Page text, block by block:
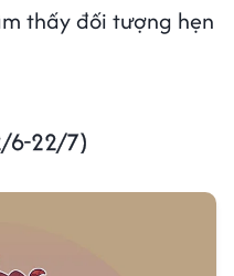
thấy đối tượng hẹn
6-22/7)